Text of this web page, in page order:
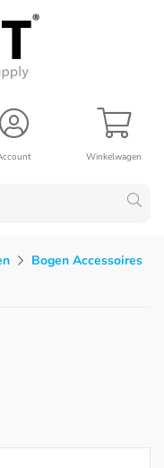
Winkelwagen
Bogen Accessoires